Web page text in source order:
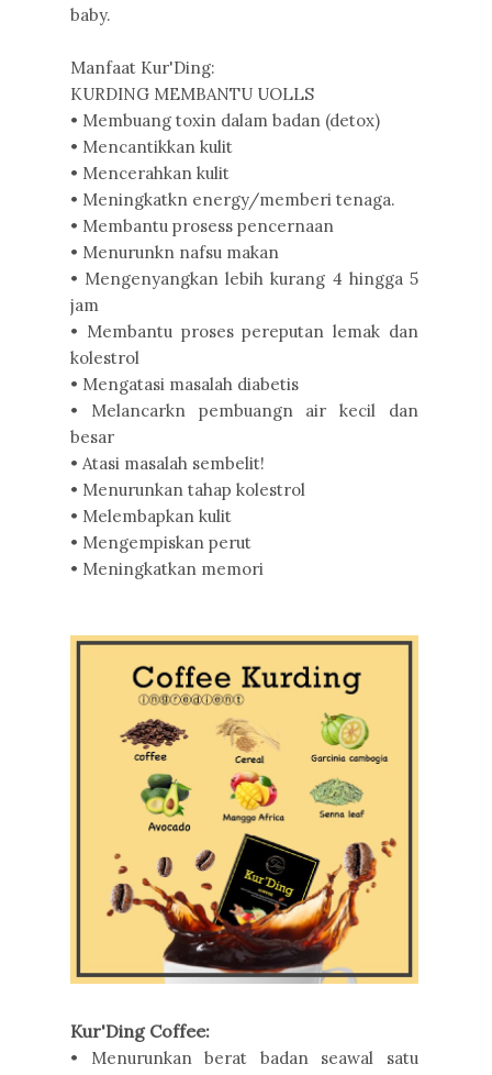
baby.
Manfaat Kur'Ding:
KURDING MEMBANTU UOLLS
• Membuang toxin dalam badan (detox)
• Mencantikkan kulit
• Mencerahkan kulit
• Meningkatkn energy/memberi tenaga.
• Membantu prosess pencernaan
• Menurunkn nafsu makan
• Mengenyangkan lebih kurang 4 hingga 5
jam
• Membantu proses pereputan lemak dan
kolestrol
• Mengatasi masalah diabetis
• Melancarkn pembuangn air kecil dan
besar
• Atasi masalah sembelit!
• Menurunkan tahap kolestrol
• Melembapkan kulit
• Mengempiskan perut
• Meningkatkan memori
Kur'Ding Coffee:
• Menurunkan berat badan seawal satu